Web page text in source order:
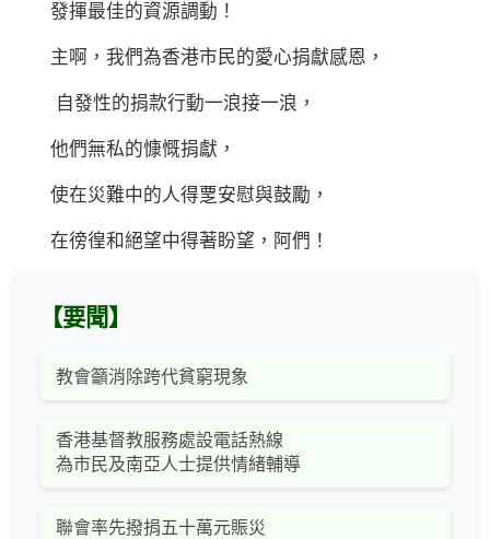
發揮最佳的資源調動！
主啊，我們為香港市民的愛心捐獻感恩，
自發性的捐款行動一浪接一浪，
他們無私的慷慨捐獻，
使在災難中的人得覂安慰與鼓勵，
在徬徨和絕望中得著盼望，阿們！
【要聞】
教會籲消除跨代貧窮現象
香港基督教服務處設電話熱線
為市民及南亞人士提供情緒輔導
聯會率先撥捐五十萬元賑災